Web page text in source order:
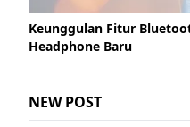
Keunggulan Fitur
Headphone Baru
NEW POST